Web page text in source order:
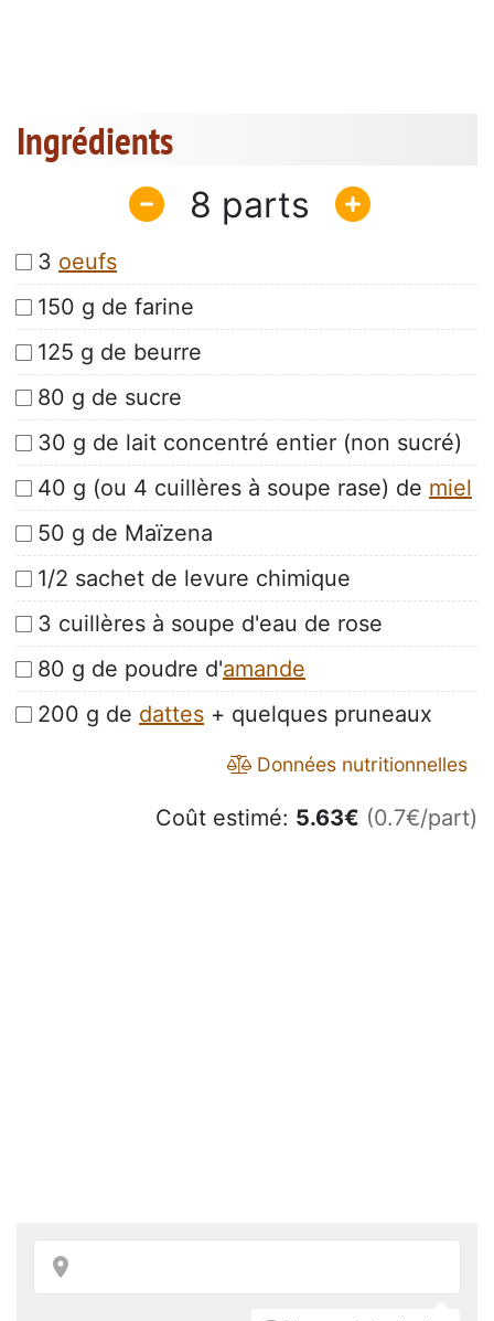
Ingrédients
8
3 oeufs
150 g de farine
125 g de beurre
80 g de sucre
30 g de lait concentré entier (non sucré)
40 g (ou 4 cuillères à soupe rase) de miel
50 g de Maïzena
1/2 sachet de levure chimique
3 cuillères à soupe d'eau de rose
80 g de poudre d'amande
200 g de dattes + quelques pruneaux
Données nutritionnelles
Coût estimé: 5.63€ (0.7€/part)